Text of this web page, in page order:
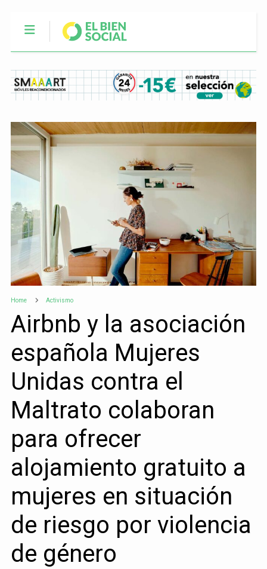
Home Activismo
Airbnb y la asociación
española Mujeres
Unidas contra el
Maltrato colaboran
para ofrecer
alojamiento gratuito a
mujeres en situación
de riesgo por violencia
de género